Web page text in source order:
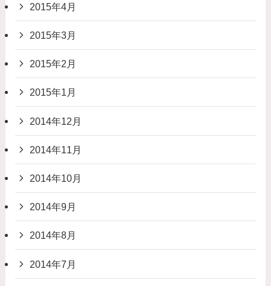
2015年4月
2015年3月
2015年2月
2015年1月
2014年12月
2014年11月
2014年10月
2014年9月
2014年8月
2014年7月